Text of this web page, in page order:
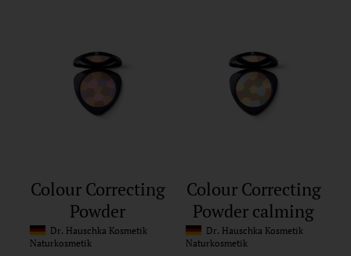
Colour Correcting
Powder
activating 01
Dr. Hauschka Kosmetik
Naturkosmetik
Colour Correcting
Powder calming
02
Dr. Hauschka Kosmetik
Naturkosmetik